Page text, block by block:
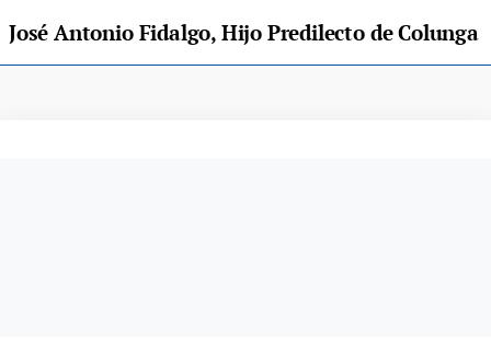
José Antonio Fidalgo, Hijo Predilecto de Colunga